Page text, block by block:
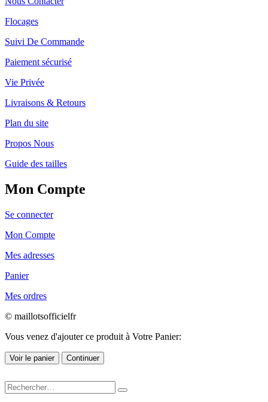
Flocages
Suivi De Commande
Paiement sécurisé
Vie Privée
Livraisons & Retours
Plan du site
Propos Nous
Guide des tailles
Mon Compte
Se connecter
Mon Compte
Mes adresses
Panier
Mes ordres
© maillotsofficielfr
Vous venez d'ajouter ce produit à Votre Panier:
Voir le panier Continuer